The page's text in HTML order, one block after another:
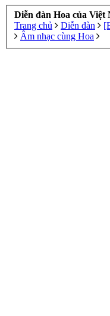
Diễn đàn Hoa của Việt
Trang chủ
Diễn đàn
Âm nhạc cùng Hoa